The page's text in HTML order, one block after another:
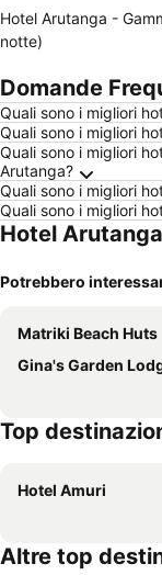
Hotel Arutanga -
notte)
Domande
Quali sono i migliori
Quali sono i migliori
Quali sono i migliori
Arutanga?
Quali sono i migliori
Quali sono i migliori
Hotel Arutanga
Potrebbero
Matriki Beach Huts
Gina's Garden
Top
Hotel Amuri
Altre top